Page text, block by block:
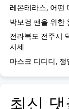
레몬테라스, 어떤
박보검 팬을 위한
전라북도 전주시
시세
마스크 디디디,
최신